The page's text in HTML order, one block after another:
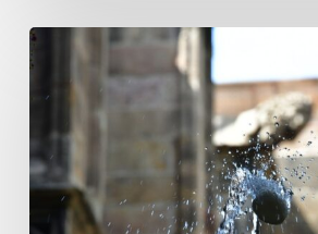
Un
alumno
Fundación
Nen